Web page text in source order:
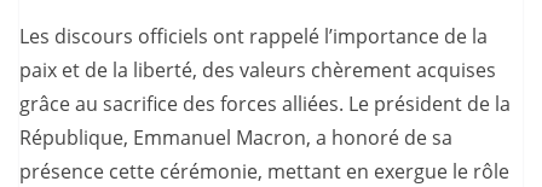
Les discours officiels ont rappelé l’importance de la
paix et de la liberté, des valeurs chèrement acquises
grâce au sacrifice des forces alliées. Le président de la
République, Emmanuel Macron, a honoré de sa
présence cette cérémonie, mettant en exergue le rôle